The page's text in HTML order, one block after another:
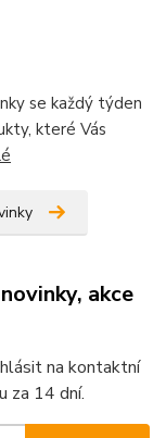
se každý týden
které Vás
akce
na kontaktní
za 14 dní.